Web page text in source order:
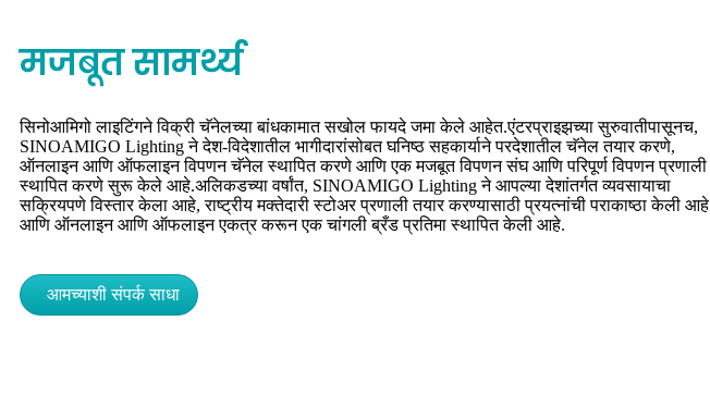
मजबूत सामर्थ्य
सिनोआमिगो लाइटिंगने विक्री चॅनेलच्या बांधकामात सखोल फायदे जमा केले आहेत.एंटरप्राइझच्या सुरुवातीपासूनच,
SINOAMIGO Lighting ने देश-विदेशातील भागीदारांसोबत घनिष्ठ सहकार्याने परदेशातील चॅनेल तयार करणे,
ऑनलाइन आणि ऑफलाइन विपणन चॅनेल स्थापित करणे आणि एक मजबूत विपणन संघ आणि परिपूर्ण विपणन प्रणाली
स्थापित करणे सुरू केले आहे.अलिकडच्या वर्षांत, SINOAMIGO Lighting ने आपल्या देशांतर्गत व्यवसायाचा
सक्रियपणे विस्तार केला आहे, राष्ट्रीय मक्तेदारी स्टोअर प्रणाली तयार करण्यासाठी प्रयत्नांची पराकाष्ठा केली आहे
आणि ऑनलाइन आणि ऑफलाइन एकत्र करून एक चांगली ब्रँड प्रतिमा स्थापित केली आहे.
आमच्याशी संपर्क साधा